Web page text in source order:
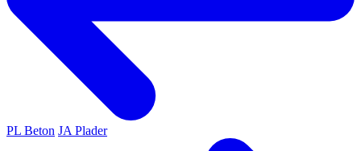
PL Beton JA Plader